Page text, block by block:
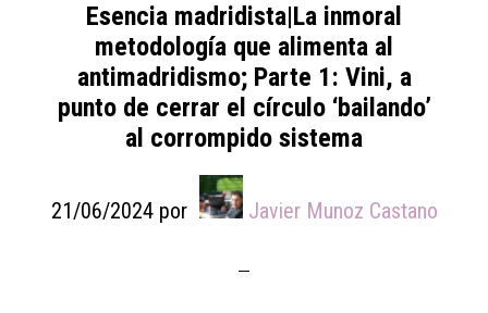
Esencia madridista|La inmoral
metodología que alimenta al
antimadridismo; Parte 1: Vini, a
punto de cerrar el círculo ‘bailando’
al corrompido sistema
21/06/2024por Javier Munoz Castano